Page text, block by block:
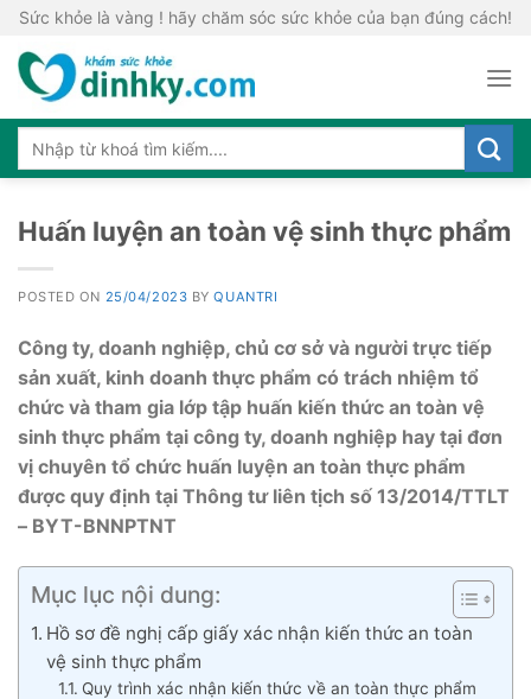
Skip
content
Sức khỏe là vàng ! hãy chăm sóc sức khỏe của bạn đúng cách!
Huấn luyện an toàn vệ sinh thực phẩm
POSTED ON 25/04/2023 BYQUANTRI
Công ty, doanh nghiệp, chủ cơ sở và người trực tiếp
sản xuất, kinh doanh thực phẩm có trách nhiệm tổ
chức và tham gia lớp tập huấn kiến thức an toàn vệ
sinh thực phẩm tại công ty, doanh nghiệp hay tại đơn
vị chuyên tổ chức huấn luyện an toàn thực phẩm
được quy định tại Thông tư liên tịch số 13/2014/TTLT
– BYT-BNNPTNT
Mục lục nội dung:
Hồ sơ đề nghị cấp giấy xác nhận kiến thức an toàn
vệ sinh thực phẩm
Quy trình xác nhận kiến thức về an toàn thực phẩm